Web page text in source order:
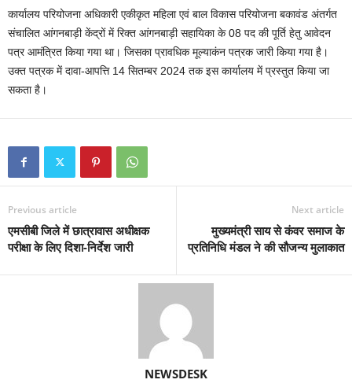
कार्यालय परियोजना अधिकारी एकीकृत महिला एवं बाल विकास परियोजना बकावंड अंतर्गत
संचालित आंगनबाड़ी केंद्रों में रिक्त आंगनबाड़ी सहायिका के 08 पद की पूर्ति हेतु आवेदन
पत्र आमंत्रित किया गया था। जिसका प्रावधिक मूल्याकंन पत्रक जारी किया गया है।
उक्त पत्रक में दावा-आपत्ति 14 सितम्बर 2024 तक इस कार्यालय में प्रस्तुत किया जा
सकता है।
Previous article
एमसीबी जिले में छात्रावास अधीक्षक
परीक्षा के लिए दिशा-निर्देश जारी
Next article
मुख्यमंत्री साय से कंवर समाज के
प्रतिनिधि मंडल ने की सौजन्य मुलाकात
NEWSDESK